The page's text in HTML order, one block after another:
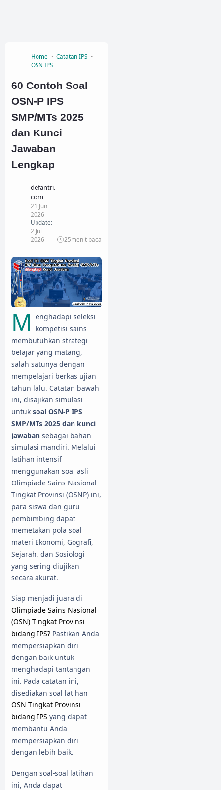
Home
Catatan IPS
OSN IPS
60 Contoh Soal
OSN-P IPS
SMP/MTs 2025
dan Kunci
Jawaban
Lengkap
defantri.
com
21 Jun
2026
Update:
2 Jul
2026
25menit baca
M enghadapi seleksi
kompetisi sains
membutuhkan strategi
belajar yang matang,
salah satunya dengan
mempelajari berkas ujian
tahun lalu. Catatan bawah
ini, disajikan simulasi
untuk soal OSN-P IPS
SMP/MTs 2025 dan kunci
jawaban sebagai bahan
simulasi mandiri. Melalui
latihan intensif
menggunakan soal asli
Olimpiade Sains Nasional
Tingkat Provinsi (OSNP) ini,
para siswa dan guru
pembimbing dapat
memetakan pola soal
materi Ekonomi, Gografi,
Sejarah, dan Sosiologi
yang sering diujikan
secara akurat.
Siap menjadi juara di
Olimpiade Sains Nasional
(OSN) Tingkat Provinsi
bidang IPS? Pastikan Anda
mempersiapkan diri
dengan baik untuk
menghadapi tantangan
ini. Pada catatan ini,
disediakan soal latihan
OSN Tingkat Provinsi
bidang IPS yang dapat
membantu Anda
mempersiapkan diri
dengan lebih baik.
Dengan soal-soal latihan
ini, Anda dapat